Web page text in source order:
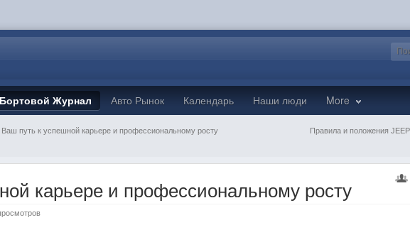
Бортовой Журнал Авто Рынок Календарь Наши люди More
Ваш путь к успешной карьере и профессиональному росту Правила и положения
карьере и профессиональному росту